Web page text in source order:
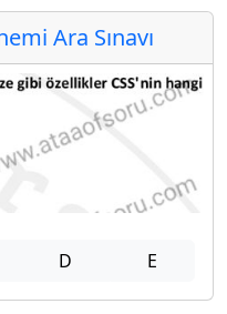
Ara Sınavı
D E